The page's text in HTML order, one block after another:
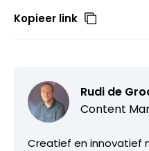
Kopieer link
Rudi de
Content
Creatief en innovatief